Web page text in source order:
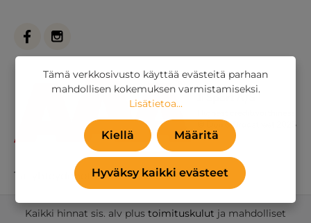
Tai yhteydenottolomakkeella.
Kaikki hinnat sis. alv plus toimituskulut ja mahdolliset
Tämä verkkosivusto käyttää evästeitä parhaan
mahdollisen kokemuksen varmistamiseksi.
Lisätietoa...
Kiellä Määritä
Hyväksy kaikki evästeet